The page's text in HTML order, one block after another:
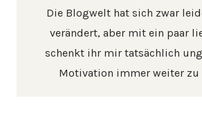
Die Blogwelt hat sich zwar
verändert, aber mit ein paar
schenkt ihr mir tatsächlich
Motivation immer weiter zu